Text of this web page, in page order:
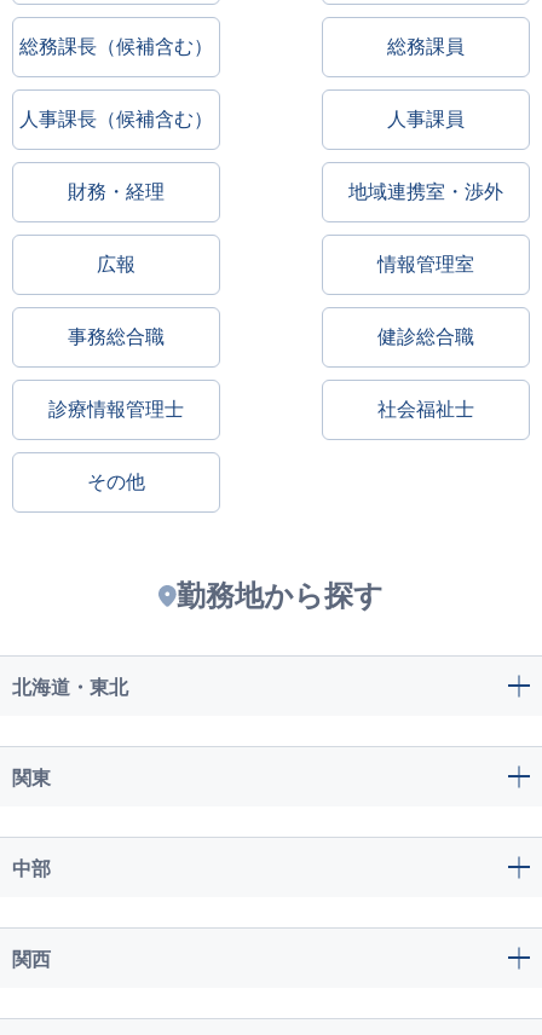
総務課長（候補含む） 総務課員
人事課長（候補含む） 人事課員
財務・経理 地域連携室・渉外
広報 情報管理室
事務総合職 健診総合職
診療情報管理士 社会福祉士
その他
勤務地から探す
北海道・東北
関東
中部
関西